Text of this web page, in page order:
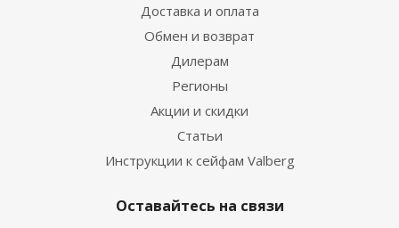
Доставка и оплата
Обмен и возврат
Дилерам
Регионы
Акции и скидки
Статьи
Инструкции к сейфам Valberg
Оставайтесь на связи